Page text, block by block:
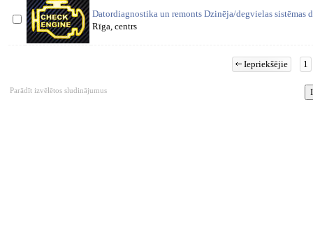
Datordiagnostika un remonts Dzinēja/degvielas sistēmas
Rīga, centrs
Iepriekšējie 1
Parādīt izvēlētos sludinājumus